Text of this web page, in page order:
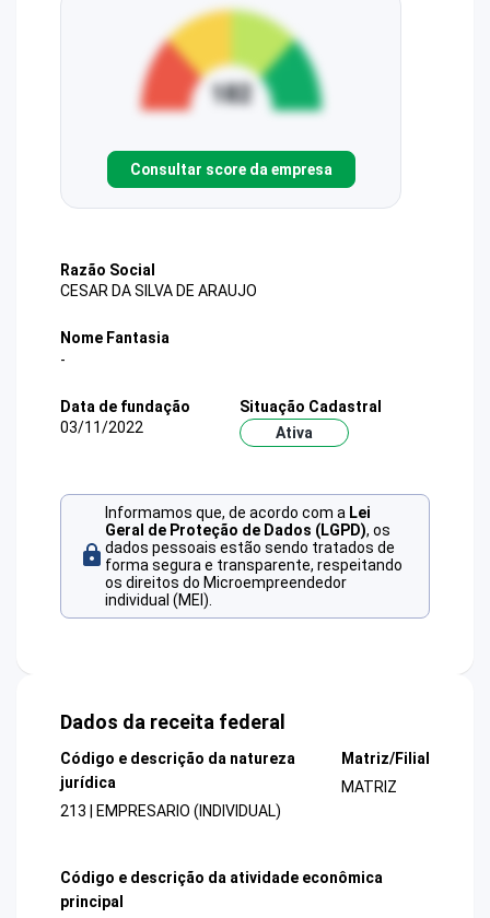
Consultar score da empresa
Razão Social
CESAR DA SILVA DE ARAUJO
Nome Fantasia
-
Data de fundação
03/11/2022
Situação Cadastral
Ativa
Informamos que, de acordo com a Lei
Geral de Proteção de Dados (LGPD), os
dados pessoais estão sendo tratados de
forma segura e transparente, respeitando
os direitos do Microempreendedor
individual (MEI).
Dados da receita federal
Código e descrição da natureza
jurídica
213 | EMPRESARIO (INDIVIDUAL)
Matriz/Filial
MATRIZ
Código e descrição da atividade econômica
principal